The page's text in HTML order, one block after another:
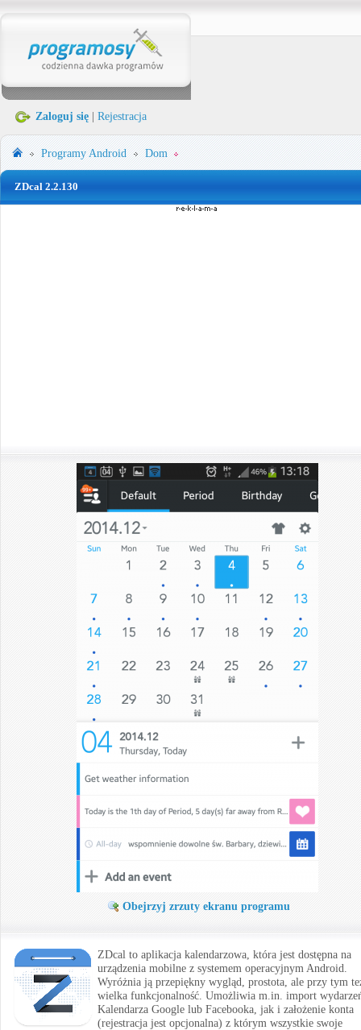
Zaloguj się Rejestracja
ProgramyAndroid Dom
ZDcal 2.2.130
Obejrzyj zrzuty ekranu programu
ZDcal to aplikacja kalendarzowa, która jest dostępna na
urządzenia mobilne z systemem operacyjnym Android.
Wyróżnia ją przepiękny wygląd, prostota, ale przy tym
wielka funkcjonalność. Umożliwia m.in. import
Kalendarza Google lub Facebooka, jak i założenie konta
(rejestracja jest opcjonalna) z którym wszystkie swoje